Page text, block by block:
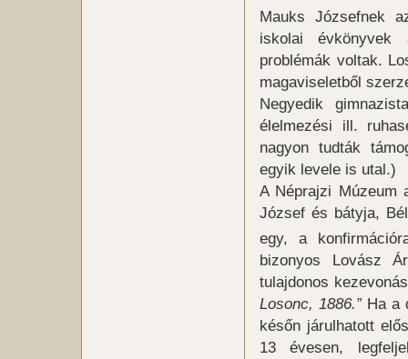
Mauks Józsefnek
iskolai évkönyvek
problémák voltak.
magaviseletből
Negyedik
élelmezési ill.
nagyon tudták
egyik levele is utal.)
A Néprajzi Múzeum
József és bátyja,
egy, a
bizonyos Lovász
tulajdonos
Losonc, 1886.”Ha a
későn járulhatott
13 évesen,